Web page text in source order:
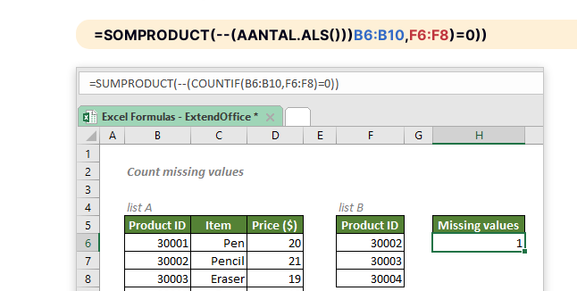
=SOMPRODUCT(--(AANTAL.ALS()))B6:B10,F6:F8)=0))